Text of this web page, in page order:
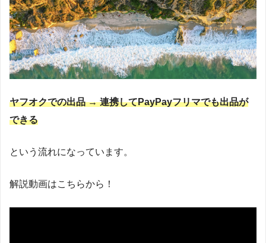
ヤフオクでの出品 → 連携してPayPayフリマでも出品が
できる
という流れになっています。
解説動画はこちらから！